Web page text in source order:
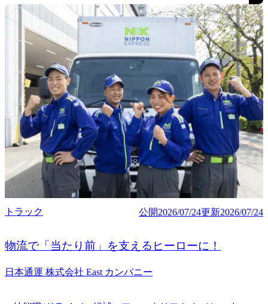
トラック 公開2026/07/24更新2026/07/24
物流で「当たり前」を支えるヒーローに！
日本通運 株式会社 East カンパニー